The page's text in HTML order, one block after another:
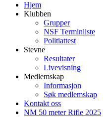
Hjem
Klubben
Grupper
NSF Terminliste
Politiattest
Stevne
Resultater
Livevisning
Medlemskap
Informasjon
Søk medlemskap
Kontakt oss
NM 50 meter Rifle 2025